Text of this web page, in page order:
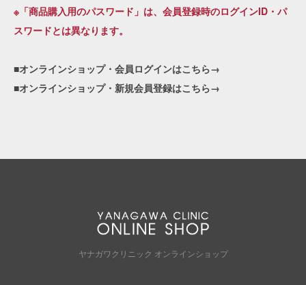
※「商品購入用のパスワード」は、会員登録時のログインID・パ
スワードとは異なります。
■オンラインショップ・会員ログインはこちら→
■オンラインショップ・新規会員登録はこちら→
ヤナガワクリニック オンラインショップ